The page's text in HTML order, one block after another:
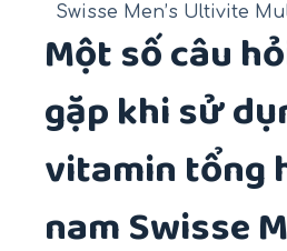
Swisse Men’s Ultivite
Một số câu
gặp khi sử
vitamin tổng
nam Swisse